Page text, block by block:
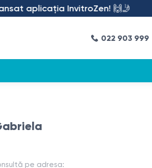
aplicația InvitroZen! 🙌🤳
022 903 999
pe adresa: